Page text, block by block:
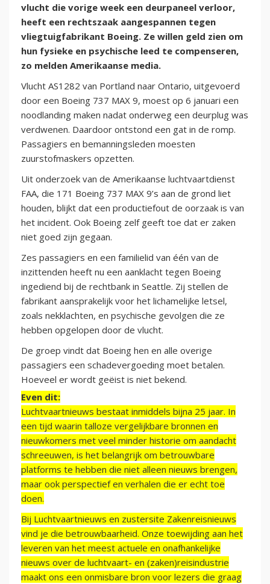
vlucht die vorige week een deurpaneel verloor,
heeft een rechtszaak aangespannen tegen
vliegtuigfabrikant Boeing. Ze willen geld zien om
hun fysieke en psychische leed te compenseren,
zo melden Amerikaanse media.
Vlucht AS1282 van Portland naar Ontario, uitgevoerd
door een Boeing 737 MAX 9, moest op 6 januari een
noodlanding maken nadat onderweg een deurplug was
verdwenen. Daardoor ontstond een gat in de romp.
Passagiers en bemanningsleden moesten
zuurstofmaskers opzetten.
Uit onderzoek van de Amerikaanse luchtvaartdienst
FAA, die 171 Boeing 737 MAX 9’s aan de grond liet
houden, blijkt dat een productiefout de oorzaak is van
het incident. Ook Boeing zelf geeft toe dat er zaken
niet goed zijn gegaan.
Zes passagiers en een familielid van één van de
inzittenden heeft nu een aanklacht tegen Boeing
ingediend bij de rechtbank in Seattle. Zij stellen de
fabrikant aansprakelijk voor het lichamelijke letsel,
zoals nekklachten, en psychische gevolgen die ze
hebben opgelopen door de vlucht.
De groep vindt dat Boeing hen en alle overige
passagiers een schadevergoeding moet betalen.
Hoeveel er wordt geëist is niet bekend.
Even dit:
Luchtvaartnieuws bestaat inmiddels bijna 25 jaar. In
een tijd waarin talloze vergelijkbare bronnen en
nieuwkomers met veel minder historie om aandacht
schreeuwen, is het belangrijk om betrouwbare
platforms te hebben die niet alleen nieuws brengen,
maar ook perspectief en verhalen die er echt toe
doen.
Bij Luchtvaartnieuws en zustersite Zakenreisnieuws
vind je die betrouwbaarheid. Onze toewijding aan het
leveren van het meest actuele en onafhankelijke
nieuws over de luchtvaart- en (zaken)reisindustrie
maakt ons een onmisbare bron voor lezers die graag